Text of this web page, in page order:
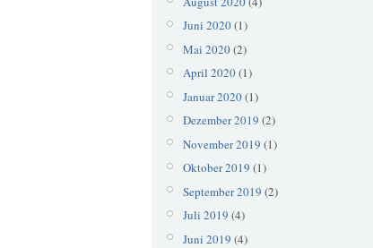
Juni 2020(1)
Mai 2020(2)
April 2020(1)
Januar 2020(1)
Dezember 2019 (2)
November 2019 (1)
Oktober 2019 (1)
September 2019 (2)
Juli 2019 (4)
Juni 2019 (4)